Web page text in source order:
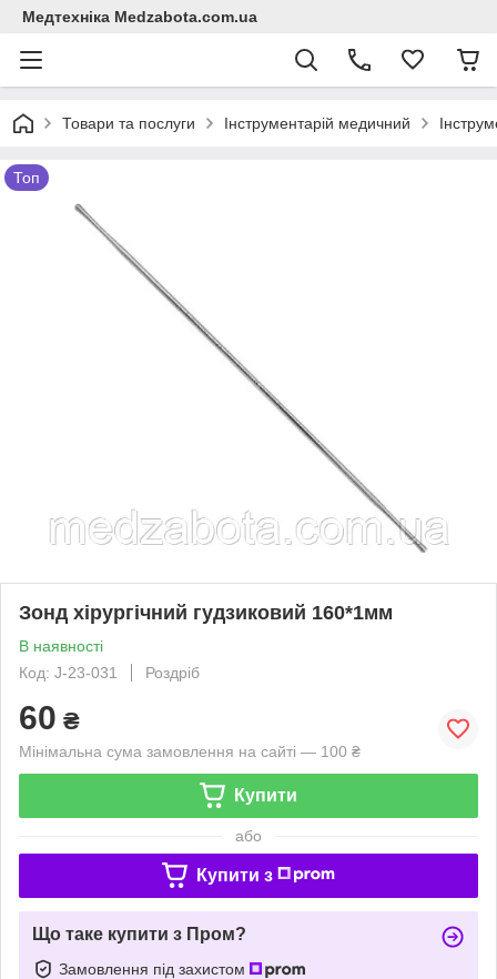
Медтехніка Medzabota.com.ua
Товари та послуги Інструментарій медичний
Топ
Зонд хірургічний гудзиковий 160*1мм
В наявності
Код: J-23-031
Роздріб
60 ₴
Мінімальна сума замовлення на сайті — 100 ₴
Купити
або
Купити з
Що таке купити з Пром?
Замовлення під захистом